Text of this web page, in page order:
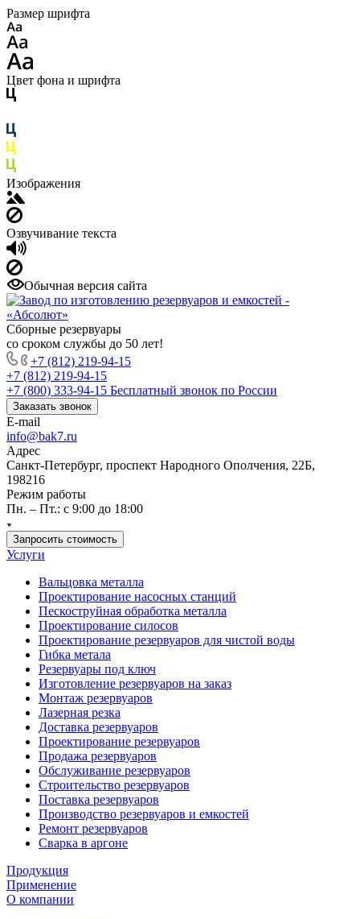
Размер шрифта
Цвет фона и шрифта
Изображения
Озвучивание текста
Обычная версия сайта
Сборные резервуары
со сроком службы до 50 лет!
+7 (812) 219-94-15
+7 (812) 219-94-15
+7 (800) 333-94-15 Бесплатный звонок по России
Заказать звонок
E-mail
info@bak7.ru
Адрес
Санкт-Петербург, проспект Народного Ополчения, 22Б,
198216
Режим работы
Пн. – Пт.: с 9:00 до 18:00
Запросить стоимость
Услуги
Вальцовка металла
Проектирование насосных станций
Пескоструйная обработка металла
Проектирование силосов
Проектирование резервуаров для чистой воды
Гибка метала
Резервуары под ключ
Изготовление резервуаров на заказ
Монтаж резервуаров
Лазерная резка
Доставка резервуаров
Проектирование резервуаров
Продажа резервуаров
Обслуживание резервуаров
Cтроительство резервуаров
Поставка резервуаров
Производство резервуаров и емкостей
Ремонт резервуаров
Сварка в аргоне
Продукция
Применение
О компании